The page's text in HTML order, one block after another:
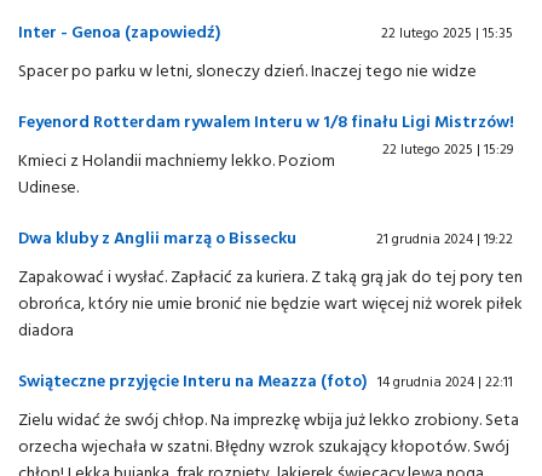
Inter - Genoa (zapowiedź)
22 lutego 2025 | 15:35
Spacer po parku w letni, sloneczy dzień. Inaczej tego nie widze
Feyenord Rotterdam rywalem Interu w 1/8 finału Ligi Mistrzów!
22 lutego 2025 | 15:29
Kmieci z Holandii machniemy lekko. Poziom
Udinese.
Dwa kluby z Anglii marzą o Bissecku
21 grudnia 2024 | 19:22
Zapakować i wysłać. Zapłacić za kuriera. Z taką grą jak do tej pory ten
obrońca, który nie umie bronić nie będzie wart więcej niż worek piłek
diadora
Swiąteczne przyjęcie Interu na Meazza (foto) 14 grudnia 2024 | 22:11
Zielu widać że swój chłop. Na imprezkę wbija już lekko zrobiony. Seta
orzecha wjechała w szatni. Błędny wzrok szukający kłopotów. Swój